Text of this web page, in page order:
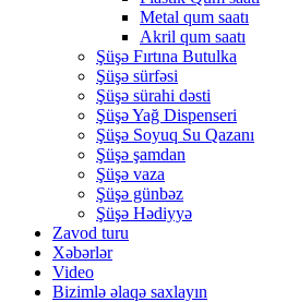
Metal qum saatı
Akril qum saatı
Şüşə Fırtına Butulka
Şüşə sürfəsi
Şüşə sürahi dəsti
Şüşə Yağ Dispenseri
Şüşə Soyuq Su Qazanı
Şüşə şamdan
Şüşə vaza
Şüşə günbəz
Şüşə Hədiyyə
Zavod turu
Xəbərlər
Video
Bizimlə əlaqə saxlayın